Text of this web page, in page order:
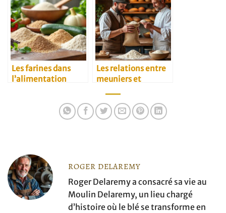
Les farines dans
l’alimentation
Les relations entre
meuniers et
ROGER DELAREMY
Roger Delaremy a consacré sa vie au
Moulin Delaremy, un lieu chargé
d’histoire où le blé se transforme en